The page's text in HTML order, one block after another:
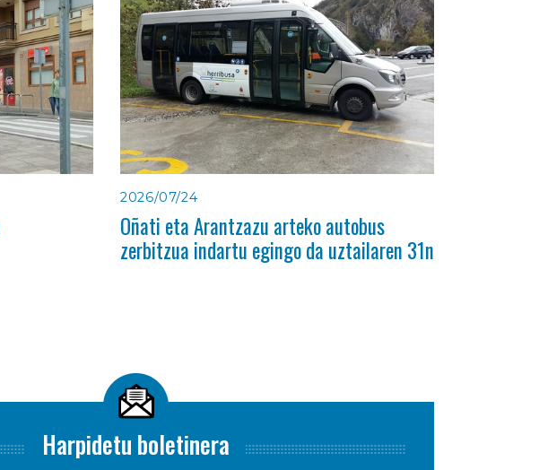
2026/07/24
Oñati eta Arantzazu arteko autobus
zerbitzua indartu egingo da uztailaren 31n
Harpidetu boletinera